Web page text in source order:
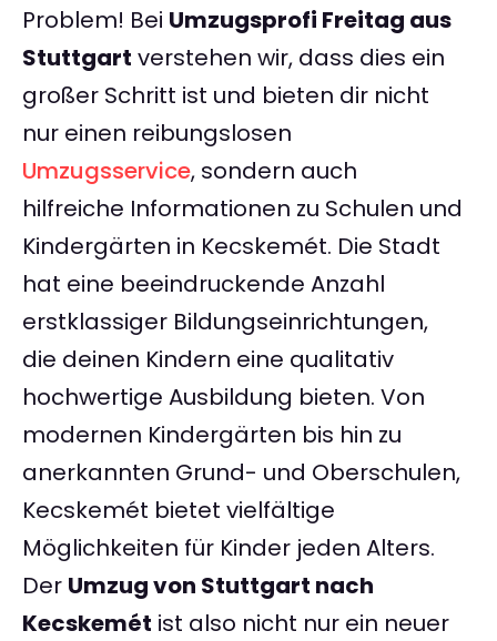
Problem! Bei Umzugsprofi Freitag aus
Stuttgart verstehen wir, dass dies ein
großer Schritt ist und bieten dir nicht
nur einen reibungslosen
Umzugsservice, sondern auch
hilfreiche Informationen zu Schulen und
Kindergärten in Kecskemét. Die Stadt
hat eine beeindruckende Anzahl
erstklassiger Bildungseinrichtungen,
die deinen Kindern eine qualitativ
hochwertige Ausbildung bieten. Von
modernen Kindergärten bis hin zu
anerkannten Grund- und Oberschulen,
Kecskemét bietet vielfältige
Möglichkeiten für Kinder jeden Alters.
Der Umzug von Stuttgart nach
Kecskemét ist also nicht nur ein neuer